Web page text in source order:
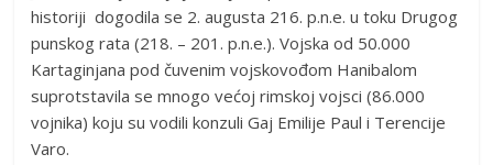
historiji dogodila se 2. augusta 216. p.n.e. u toku Drugog
punskog rata (218. – 201. p.n.e.). Vojska od 50.000
Kartaginjana pod čuvenim vojskovođom Hanibalom
suprotstavila se mnogo većoj rimskoj vojsci (86.000
vojnika) koju su vodili konzuli Gaj Emilije Paul i Terencije
Varo.